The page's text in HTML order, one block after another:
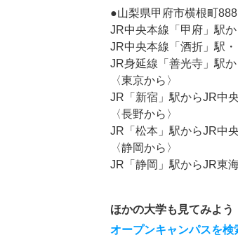
●山梨県甲府市横根町888
JR中央本線「甲府」駅
JR中央本線「酒折」駅
JR身延線「善光寺」駅
〈東京から〉
JR「新宿」駅からJR中
〈長野から〉
JR「松本」駅からJR中
〈静岡から〉
JR「静岡」駅からJR東
ほかの大学も見てみよう
オープンキャンパスを検